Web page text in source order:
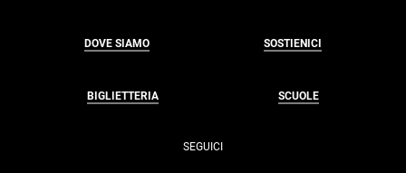
DOVE SIAMO SOSTIENICI
BIGLIETTERIA SCUOLE
SEGUICI